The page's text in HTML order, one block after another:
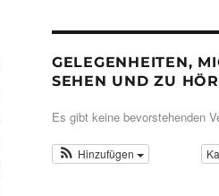
GELEGENHEITEN,
SEHEN UND ZU
Es gibt keine bevorstehenden
Hinzufügen